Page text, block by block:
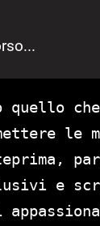
quello
le
e